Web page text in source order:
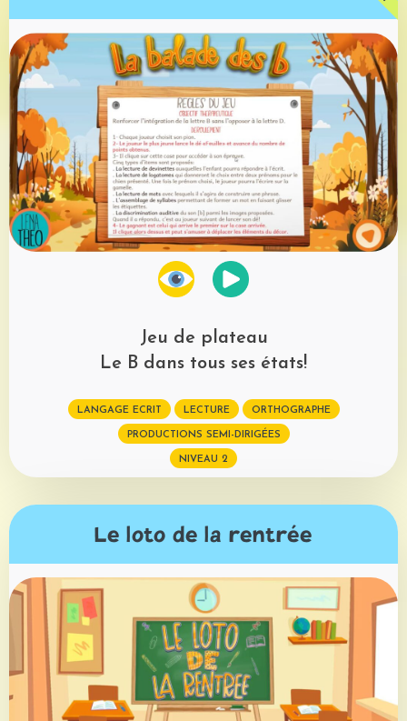
Jeu de plateau
Le B dans tous ses états!
LANGAGE ECRIT LECTURE ORTHOGRAPHE
PRODUCTIONS SEMI-DIRIGÉES
NIVEAU 2
Le loto de la rentrée